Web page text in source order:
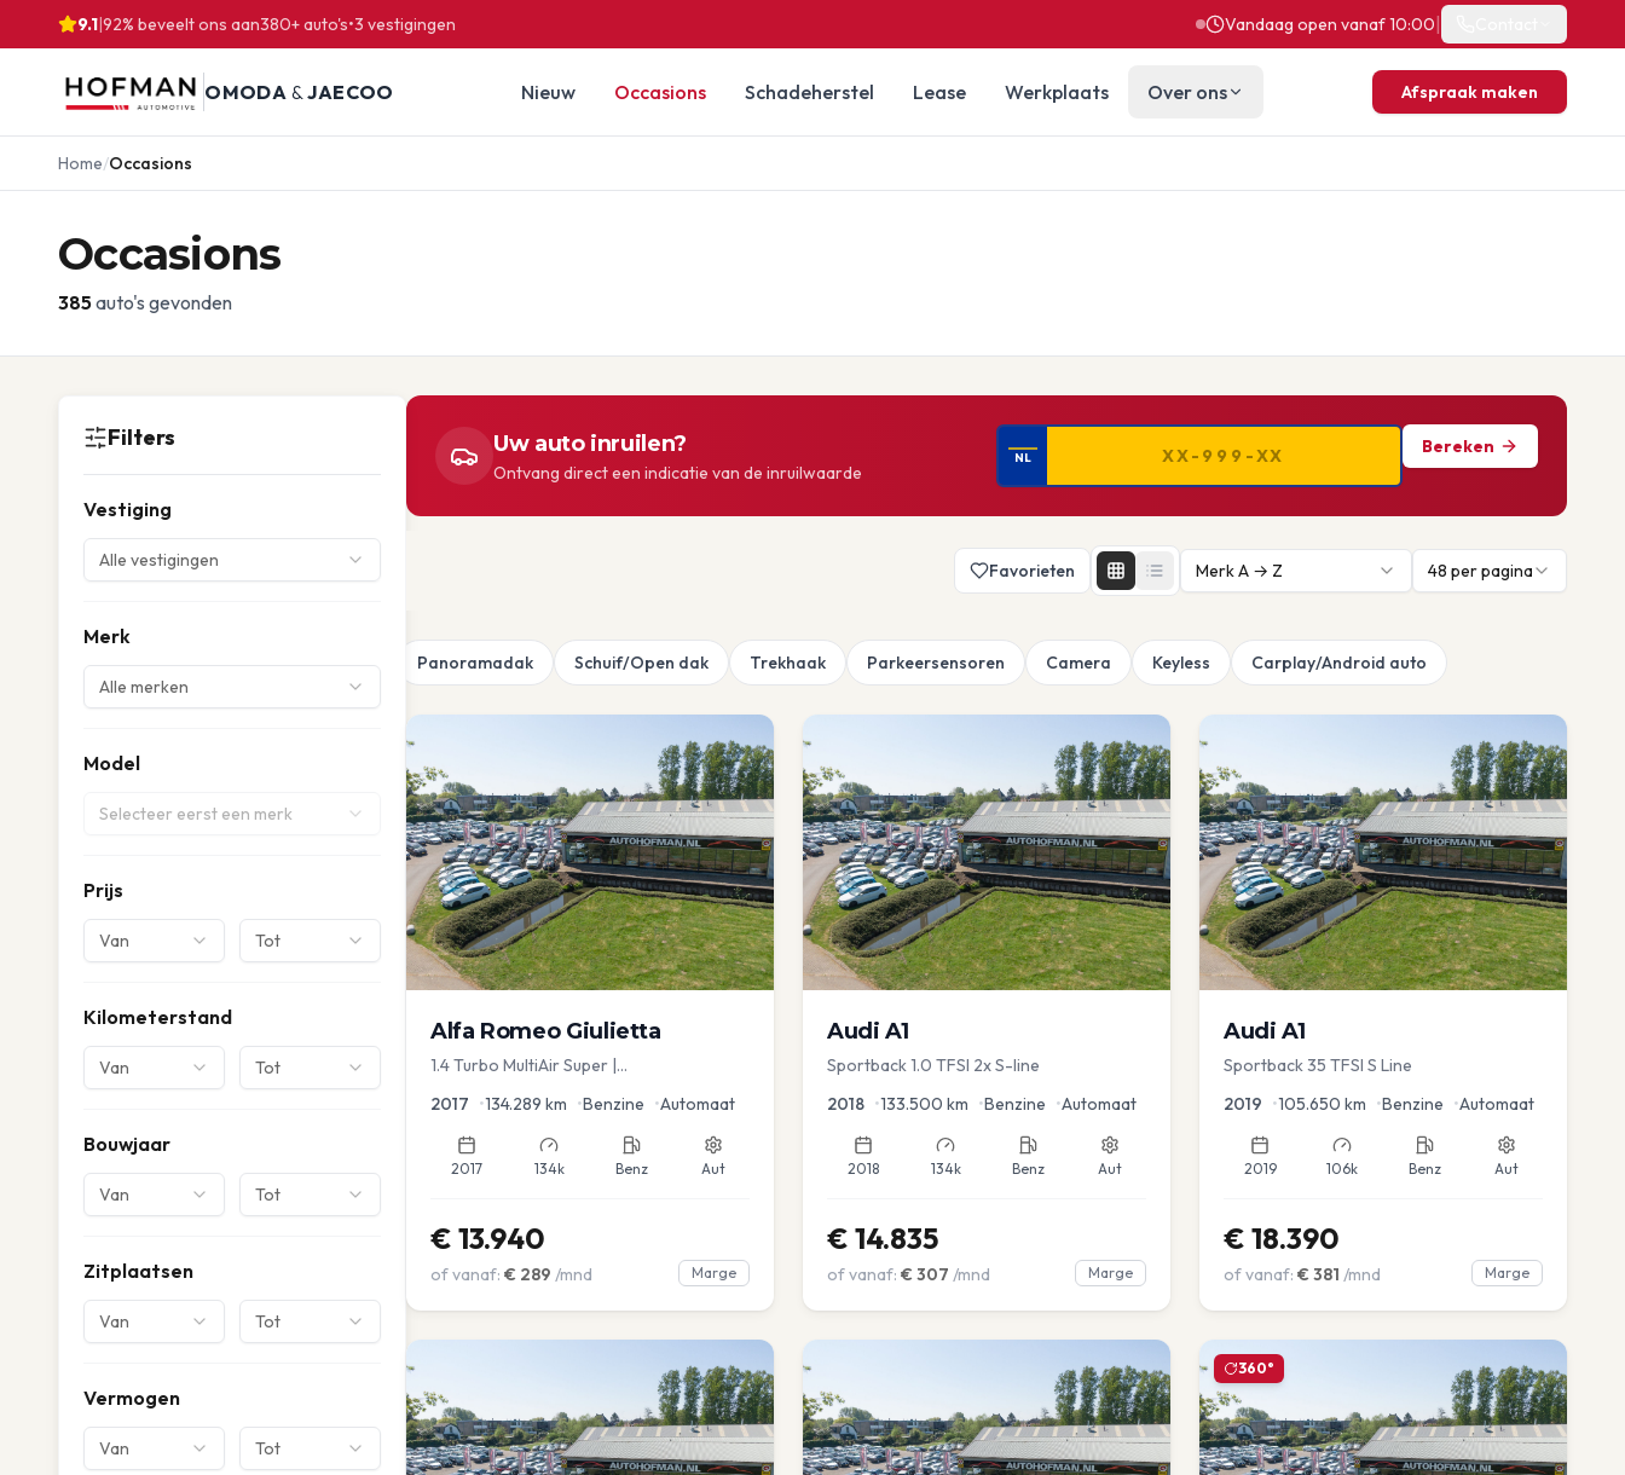
9.1|92% beveelt ons aan380+ auto's•3 vestigingen Vandaag open vanaf 10:00
OMODA &JAECOO Nieuw Occasions Schadeherstel Lease Werkplaats Over ons Afspraak maken
Home/Occasions
Occasions
385 auto's gevonden
Filters
Vestiging
Alle vestigingen
Merk
Alle merken
Model
Selecteer eerst een merk
Prijs
Van Tot
Kilometerstand
Van Tot
Bouwjaar
Van Tot
Zitplaatsen
Van Tot
Vermogen
Van Tot
Uw auto inruilen?
Ontvang direct een indicatie van de inruilwaarde
NL
Bereken
Favorieten Merk A → Z 48 per pagina
Panoramadak Schuif/Open dak Trekhaak Parkeersensoren Camera Keyless Carplay/Android auto
Alfa Romeo Giulietta
1.4 Turbo MultiAir Super |
2017 •134.289 km •Benzine •Automaat
2017 134k Benz Aut
€ 13.940
of vanaf: € 289 /mnd Marge
Audi A1
Sportback 1.0 TFSI 2x S-line
2018 •133.500 km •Benzine •Automaat
2018 134k Benz Aut
€ 14.835
of vanaf: € 307 /mnd Marge
Audi A1
Sportback 35 TFSI S Line
2019 •105.650 km •Benzine •Automaat
2019 106k Benz Aut
€ 18.390
of vanaf: € 381 /mnd Marge
360°